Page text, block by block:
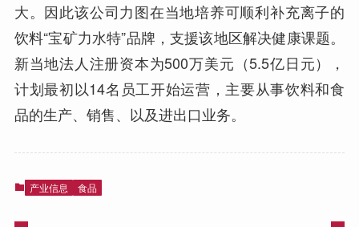
大。因此该公司力图在当地培养可顺利补充离子的
饮料“宝矿力水特”品牌，支援该地区解决健康课题。
新当地法人注册资本为500万美元（5.5亿日元），
计划最初以14名员工开始运营，主要从事饮料和食
品的生产、销售、以及进出口业务。
产业信息 食品